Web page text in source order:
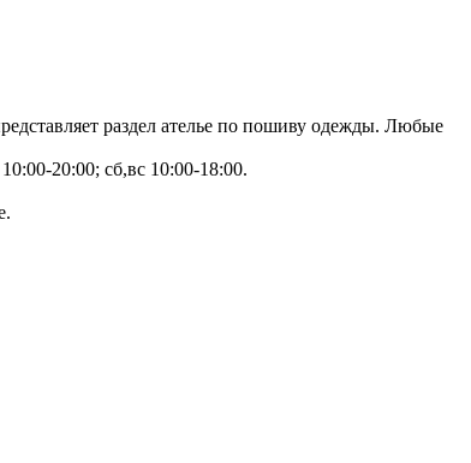
раздел ателье по пошиву одежды. Любые
20:00; сб,вс 10:00-18:00.